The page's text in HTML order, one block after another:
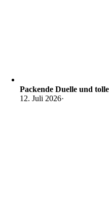
Packende Duelle und
12. Juli 2026·